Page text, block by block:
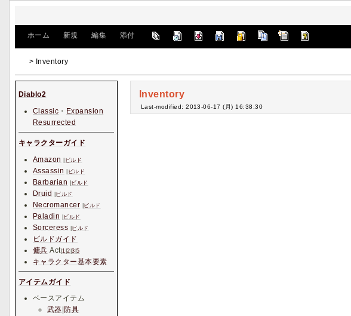
ホーム 新規 編集 添付
> Inventory
Inventory
Last-modified: 2013-06-17 (月) 16:38:30
Diablo2
Classic ・ Expansion
Resurrected
キャラクターガイド
Amazon
ビルド
Assassin ビルド
Barbarian ビルド
Druid ビルド
Necromancer ビルド
Paladin ビルド
Sorceress ビルド
ビルドガイド
傭兵 Act |1 |2 |3 |5
キャラクター基本要素
アイテムガイド
ベースアイテム
武器 防具